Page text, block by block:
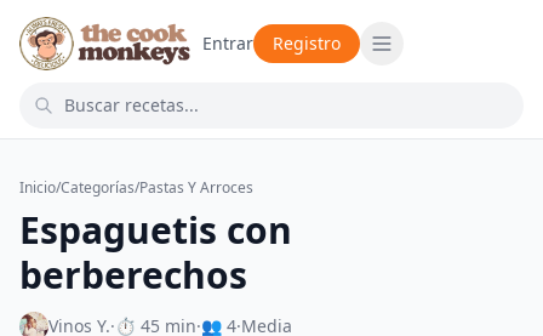
Entrar Registro
Inicio/Categorías/Pastas Y Arroces
Espaguetis con
berberechos
Vinos Y.·⏱ 45 min·👥 4·Media